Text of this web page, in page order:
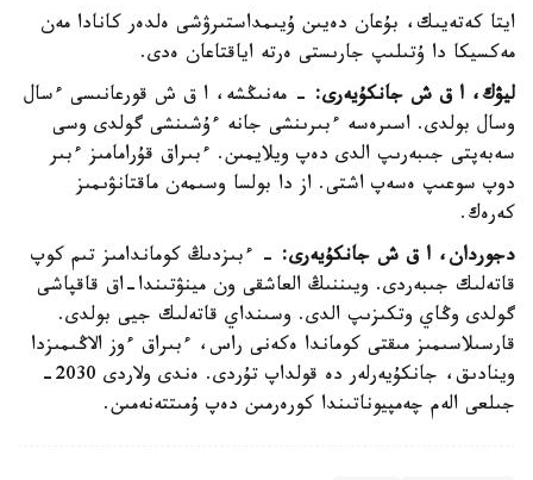
ايتا كەتەيىك، بۇعان دەيىن ۇيىمداستىرۋشى ەلدەر كانادا مەن
مەكسيكا دا ۇتىلىپ جارىستى ەرتە اياقتاعان ەدى.
ليۋك، ا ق ش جانكۇيەرى: - مەنىڭشە، ا ق ش قورعانىسى ءسال
وسال بولدى. اسىرەسە ءبىرىنشى جانە ءۇشىنشى گولدى وسى
سەبەپتى جىبەرىپ الدى دەپ ويلايمىن. ءبىراق قۇرامامىز ءبىر
دوپ سوعىپ ەسەپ اشتى. از دا بولسا وسىمەن ماقتانۋىمىز
كەرەك.
دجوردان، ا ق ش جانكۇيەرى: - ءبىزدىڭ كوماندامىز تىم كوپ
قاتەلىك جىبەردى. ويىننىڭ العاشقى ون مينۋتىندا-اق قاقپاشى
گولدى وڭاي وتكىزىپ الدى. وسىنداي قاتەلىك جيى بولدى.
قارسىلاسىمىز مىقتى كوماندا ەكەنى راس، ءبىراق ءوز الاڭىمىزدا
وينادىق، جانكۇيەرلەر دە قولداپ تۇردى. ەندى ولاردى 2030-
جىلعى الەم چەمپيوناتىندا كورەرمىن دەپ ۇمىتتەنەمىن.